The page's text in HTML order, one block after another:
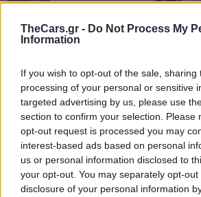
TheCars.gr - Do Not Process My
Information
If you wish to opt-out of the sale, sharing
processing of your personal or sensitive
targeted advertising by us, please use
section to confirm your selection. Please
opt-out request is processed you may
interest-based ads based on personal
us or personal information disclosed to
your opt-out. You may separately opt-
disclosure of your personal information
TheCars.gr|16/02/2026 20:00
Η Volkswagen
T-Roc